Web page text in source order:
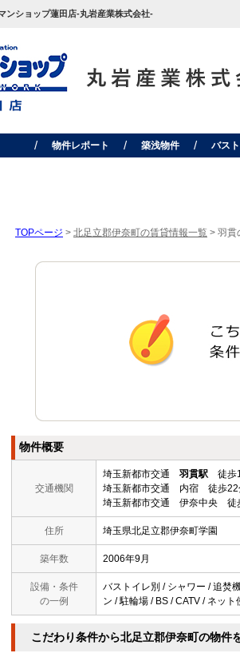
ンショップ蓮田店-丸岩産業株式会社-
物件レポート 築浅物件 バス
TOPページ > 北足立郡伊奈町の賃貸情報一覧 > 羽貫
物件概要
交通機関
埼玉新都市交通 羽貫駅 徒歩
埼玉新都市交通 内宿 徒歩22
埼玉新都市交通 伊奈中央 徒
住所 埼玉県北足立郡伊奈町学園
築年数 2006年9月
設備・条件
の一例
バストイレ別 / シャワー / 追焚
ン / 駐輪場 / BS / CATV / ネッ
こだわり条件から北足立郡伊奈町の物件